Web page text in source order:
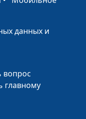
данных и
вопрос
главному